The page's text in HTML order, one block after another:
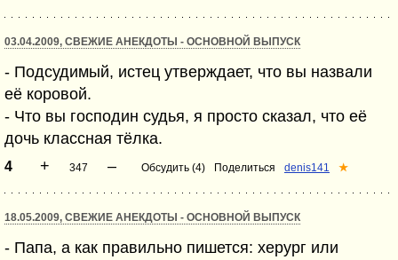
03.04.2009, СВЕЖИЕ АНЕКДОТЫ - ОСНОВНОЙ ВЫПУСК
- Подсудимый, истец утверждает, что вы назвали
её коровой.
- Что вы господин судья, я просто сказал, что её
дочь классная тёлка.
4 + 347 – Обсудить (4) Поделиться denis141 ★
18.05.2009, СВЕЖИЕ АНЕКДОТЫ - ОСНОВНОЙ ВЫПУСК
- Папа, а как правильно пишется: херург или